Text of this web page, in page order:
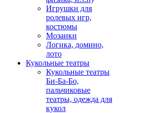
Игрушки для
ролевых игр,
костюмы
Мозаики
Логика, домино,
лото
Кукольные театры
Кукольные театры
Би-Ба-Бо,
пальчиковые
театры, одежда для
кукол